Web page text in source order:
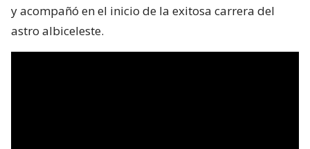
y acompañó en el inicio de la exitosa carrera del
astro albiceleste.